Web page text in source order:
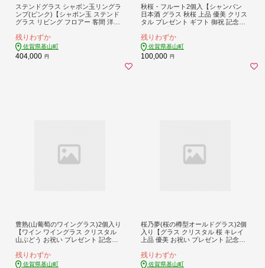
ステンドグラス シャボン玉リングラ
ンプ(ピンク)【シャボン玉 ステンド
グラス リビング フロアー 客間 洋室
癒し ふんわり お祝 新築祝 プレゼン
ト】K003140
残りわずか
佐賀県基山町
404,000 円
秋桜・フルート2個入【シャンパン
日本酒 グラス 秋桜 上品 優美 クリス
タル プレゼント ギフト 御祝 記念日
残りわずか
佐賀県基山町
100,000 円
豊熟(山葡萄のワイングラス)2個入り
【ワイン ワイングラス クリスタル
山ぶどう お祝い プレゼント 記念日
桐箱入り】K024087
残りわずか
佐賀県基山町
桜乃夢(桜の樽型オールドグラス)2個
入り【グラス クリスタル 桜 キレイ
上品 優美 お祝い プレゼント 記念日
桐箱入り】K024079
残りわずか
佐賀県基山町